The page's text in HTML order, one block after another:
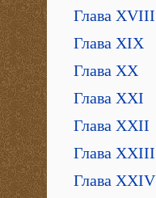
Глава XVIII
Глава XIX
Глава XX
Глава XXI
Глава XXII
Глава XXIII
Глава XXIV